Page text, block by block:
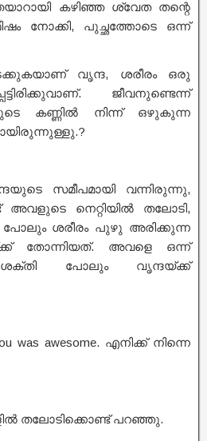
കഴിഞ്ഞ ശ്വേത തന്റെ
നോക്കി, പുച്ഛത്തോടെ ഒന്ന്
വൃന്ദ, ശരീരം ഒരു
ജീവനുണ്ടെന്ന്
കണ്ണിൽ നിന്ന് ഒഴുകുന്ന
സമീപമായി വന്നിരുന്നു,
നെറ്റിയിൽ തലോടി,
ശരീരം പുഴു അരിക്കുന്ന
തോന്നിയത്. അവളെ ഒന്ന്
ശക്തി പോലും വൃന്ദയ്ക്ക്
was awesome. എനിക്ക് നിന്നെ
തലോടിക്കൊണ്ട് പറഞ്ഞു.